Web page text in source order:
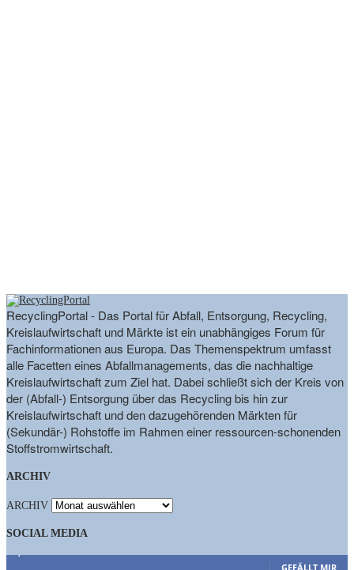
RecyclingPortal - Das Portal für Abfall, Entsorgung, Recycling,
Kreislaufwirtschaft und Märkte ist ein unabhängiges Forum für
Fachinformationen aus Europa. Das Themenspektrum umfasst
alle Facetten eines Abfallmanagements, das die nachhaltige
Kreislaufwirtschaft zum Ziel hat. Dabei schließt sich der Kreis von
der (Abfall-) Entsorgung über das Recycling bis hin zur
Kreislaufwirtschaft und den dazugehörenden Märkten für
(Sekundär-) Rohstoffe im Rahmen einer ressourcen-schonenden
Stoffstromwirtschaft.
ARCHIV
ARCHIV
SOCIAL MEDIA
GEFÄLLT MIR